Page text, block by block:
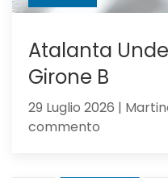
Atalanta
Girone B
29 Luglio 2026 |
commento